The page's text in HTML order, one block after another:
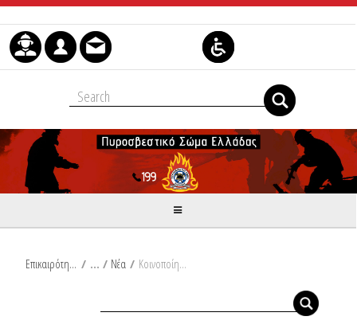
Μετάβαση στο περιεχόμενο
Επικαιρότητα / Νέα / Κοινοποίηση πινάκων επιτυχόντων - επιλαχόντων για κάλυψη διακοσίων εξήντα δύο (262) κενών θέσεων Πυροσβεστών εποχικής απασχόλησης στο Πυροσβεστικό Σώμα